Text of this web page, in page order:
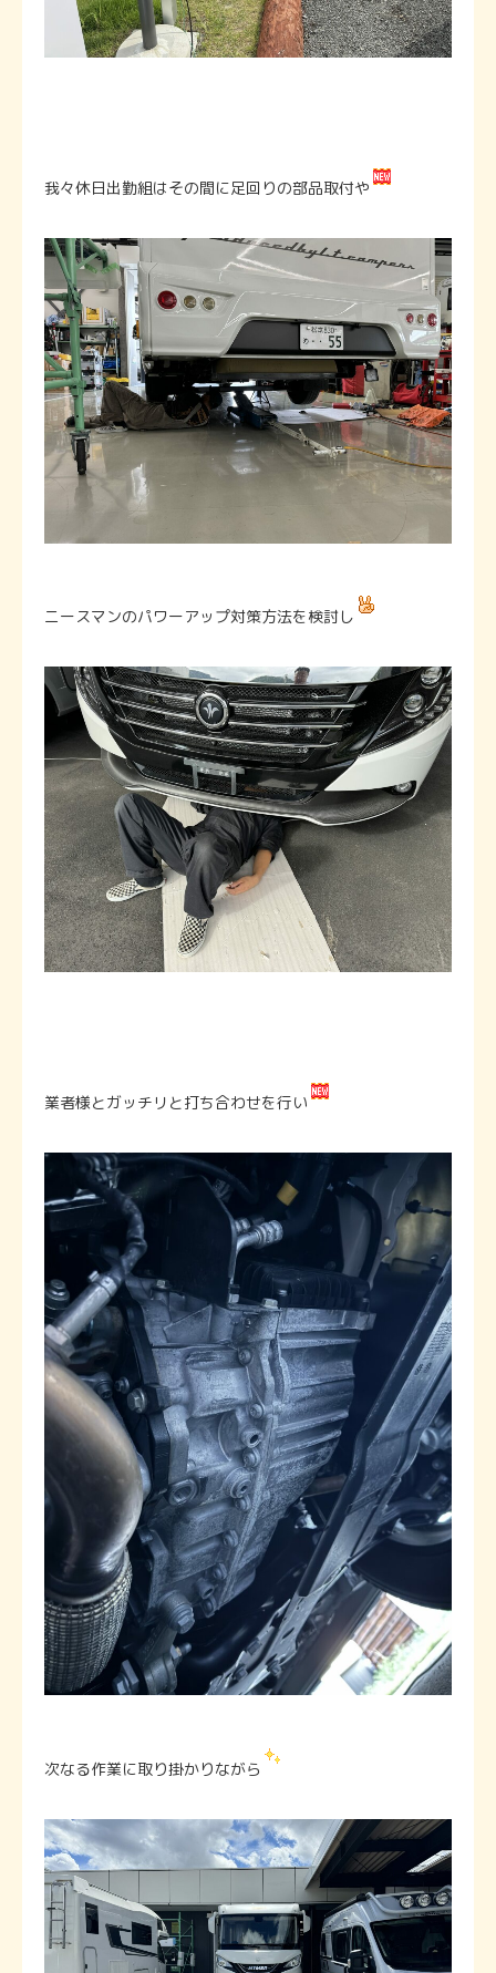
我々休日出勤組はその間に足回りの部品取付や
ニースマンのパワーアップ対策方法を検討し
業者様とガッチリと打ち合わせを行い
次なる作業に取り掛かりながら